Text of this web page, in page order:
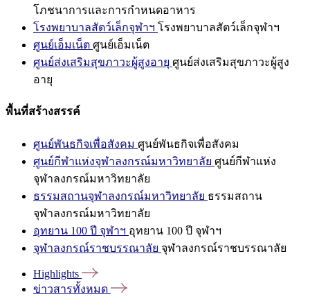
โภชนาการและการกำหนดอาหาร
โรงพยาบาลสัตว์เล็กจุฬาฯ โรงพยาบาลสัตว์เล็กจุฬาฯ
ศูนย์เอ็มเน็ต ศูนย์เอ็มเน็ต
ศูนย์ส่งเสริมสุขภาวะผู้สูงอายุ ศูนย์ส่งเสริมสุขภาวะผู้สูง
อายุ
พื้นที่สร้างสรรค์
ศูนย์พันธกิจเพื่อสังคม ศูนย์พันธกิจเพื่อสังคม
ศูนย์กีฬาแห่งจุฬาลงกรณ์มหาวิทยาลัย ศูนย์กีฬาแห่ง
จุฬาลงกรณ์มหาวิทยาลัย
ธรรมสถานจุฬาลงกรณ์มหาวิทยาลัย ธรรมสถาน
จุฬาลงกรณ์มหาวิทยาลัย
อุทยาน 100 ปี จุฬาฯ อุทยาน 100 ปี จุฬาฯ
จุฬาลงกรณ์ราชบรรณาลัย จุฬาลงกรณ์ราชบรรณาลัย
Highlights
ข่าวสารทั้งหมด